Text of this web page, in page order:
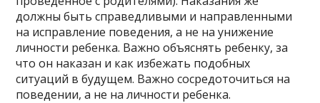
должны быть справедливыми и направленными
на исправление поведения, а не на унижение
личности ребенка. Важно объяснять ребенку, за
что он наказан и как избежать подобных
ситуаций в будущем. Важно сосредоточиться на
поведении, а не на личности ребенка.